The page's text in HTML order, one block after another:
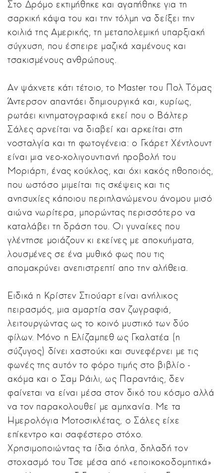
Στο Δρόμο εκτιμήθηκε και αγαπήθηκε για τη
σαρκική κάψα του και την τόλμη να δείξει την
κοιλιά της Αμερικής, τη μεταπολεμική υπαρξιακή
σύγχυση, που έσπειρε μαζικά χαμένους και
τσακισμένους ανθρώπους.
Αν ψάχνετε κάτι τέτοιο, το Master του Πολ Τόμας
Άντερσον απαντάει δημιουργικά και, κυρίως,
ρωτάει κινηματογραφικά εκεί που ο Βάλτερ
Σάλες αρνείται να διαβεί και αρκείται στη
νοσταλγία και τη φωτογένεια: ο Γκάρετ Χέντλουντ
είναι μια νεο-χολιγουντιανή προβολή του
Μοριάρτι, ένας κούκλος, και όχι κακός ηθοποιός,
που ωστόσο μιμείται τις σκέψεις και τις
ανησυχίες κάποιου περιπλανώμενου άνομου μισό
αιώνα νωρίτερα, μπορώντας περισσότερο να
καταλάβει τη δράση του. Οι γυναίκες που
γλέντησε μοιάζουν κι εκείνες με αποκυήματα,
λουσμένες σε ένα μυθικό φως που τις
απομακρύνει ανεπιστρεπτί απο την αλήθεια.
Ειδικά η Κρίστεν Στιούαρτ είναι ανήλικος
πειρασμός, μια αμαρτία σαν ζωγραφιά,
λειτουργώντας ως το κοινό μυστικό των δύο
φίλων. Μόνο η Ελίζαμπεθ ως Γκαλατέα (η
σύζυγος) δίνει χαστούκι και συνεφέρνει με τις
φωνές της αυτόν το φόρο τιμής στο βιβλίο -
ακόμα και ο Σαμ Ράιλι, ως Παραντάις, δεν
φαίνεται να είναι μέσα στον δικό του κόσμο αλλά
να τον παρακολουθεί με αμηχανία. Με τα
Ημερολόγια Μοτοσικλέτας, ο Σάλες είχε
επίκεντρο και σαφέστερο στόχο.
Χρησιμοποιώντας τα ίδια όπλα, δηλαδή τον
στοχασμό του Τσε μέσα από «εποικοκοδομητικά»